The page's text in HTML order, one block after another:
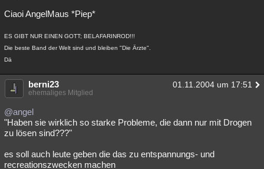
Ciaoi AngelMaus *Piep*
ES GIBT NUR EINEN GOTT; BELAFARINROD!!!
Die beste Band der Welt sind und bleiben "Die Ärzte".
Dä
berni23 01.11.2004 um 17:51
ehemaliges Mitglied
@angel
"Haben sie wirklich so starke Probleme, die dann nur mit Drogen
zu lösen sind???"
es soll auch leute geben die das zu entspannungs- und
recreationszwecken machen